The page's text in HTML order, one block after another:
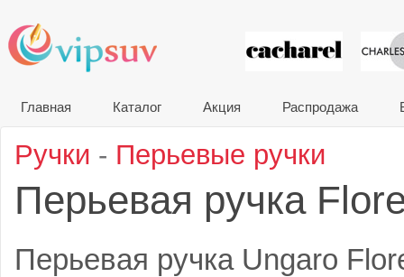
VIP
Главная Каталог Акция Распродажа
Ручки - Перьевые ручки
Перьевая ручка
Перьевая ручка Ungaro